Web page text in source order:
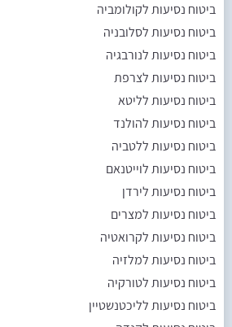
ביטוח נסיעות לקולומביה
ביטוח נסיעות לסלובניה
ביטוח נסיעות לנורבגיה
ביטוח נסיעות לצרפת
ביטוח נסיעות לליטא
ביטוח נסיעות להולנד
ביטוח נסיעות ללטביה
ביטוח נסיעות לוייטנאם
ביטוח נסיעות לירדן
ביטוח נסיעות למצרים
ביטוח נסיעות לקרואטיה
ביטוח נסיעות למלזיה
ביטוח נסיעות לטורקיה
ביטוח נסיעות לליכטנשטיין